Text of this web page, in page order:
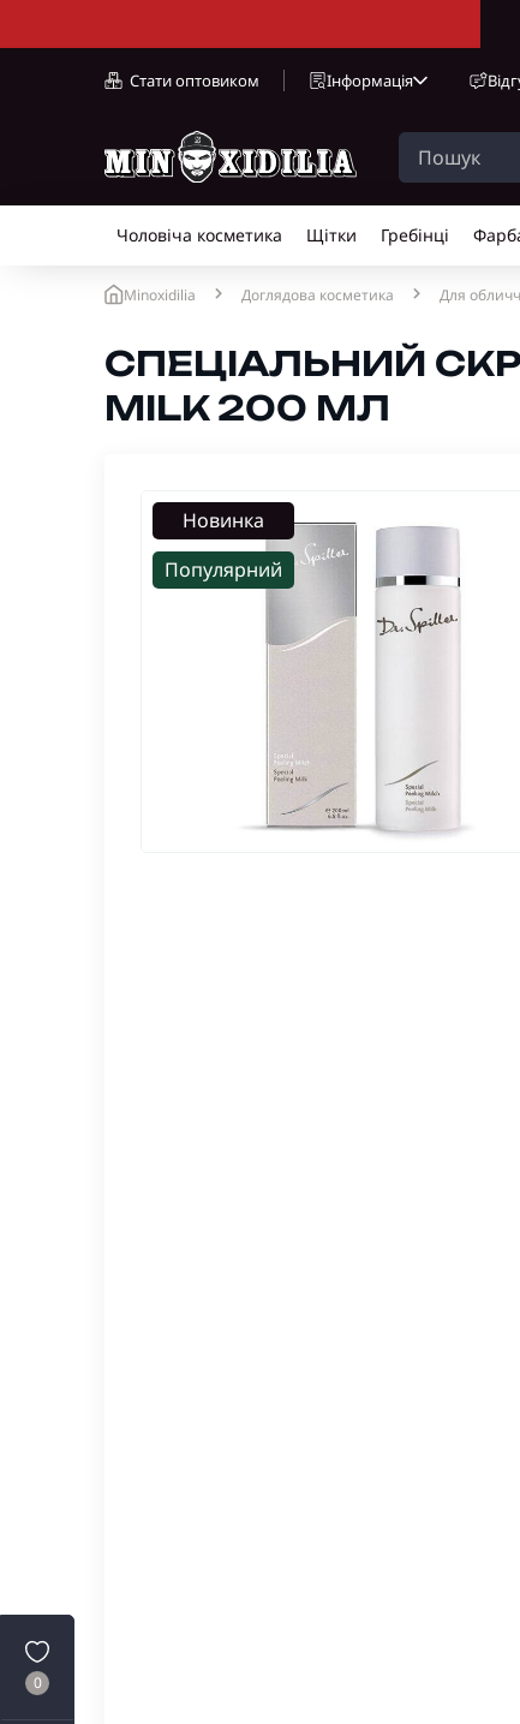
0
Стати оптовиком Інформація
Чоловіча косметика Щітки Гребінці
Minoxidilia Доглядова косметика Для
СПЕЦІАЛЬНИЙ
MILK 200 МЛ
Новинка
Популярний